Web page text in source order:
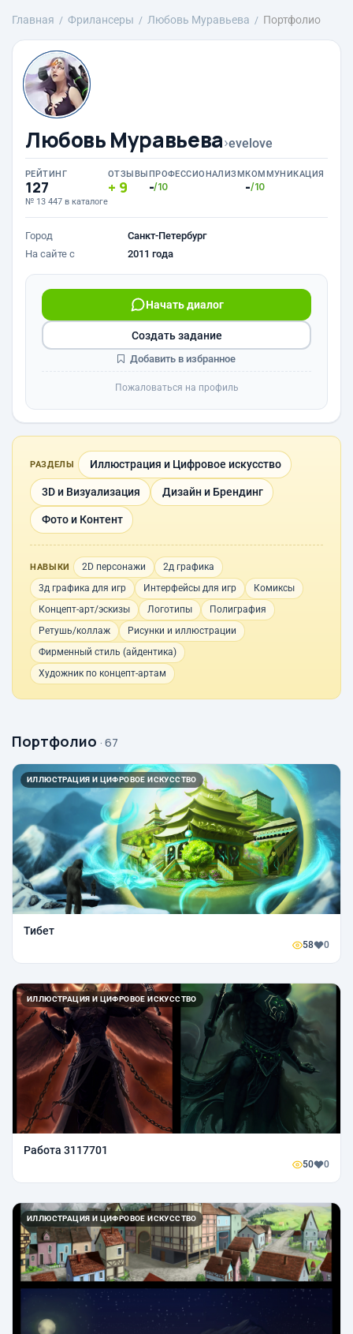
Главная Фрилансеры Любовь Муравьева Портфолио
Любовь Муравьева›evelove
РЕЙТИНГ
127
№ 13 447 в каталоге
ОТЗЫВЫ
9
ПРОФЕССИОНАЛИЗМ
-/10
КОММУНИКАЦИЯ
-/10
Город
Санкт-Петербург
На сайте с
2011 года
Начать диалог
Создать задание
Добавить в избранное
Пожаловаться на профиль
РАЗДЕЛЫ Иллюстрация и Цифровое искусство
3D и Визуализация Дизайн и Брендинг
Фото и Контент
НАВЫКИ 2D персонажи
2д графика
3д графика для игр
Интерфейсы для игр
Комиксы
Концепт-арт/эскизы
Логотипы
Полиграфия
Ретушь/коллаж
Рисунки и иллюстрации
Фирменный стиль (айдентика)
Художник по концепт-артам
Портфолио · 67
ИЛЛЮСТРАЦИЯ И ЦИФРОВОЕ ИСКУССТВО
Тибет
58 0
ИЛЛЮСТРАЦИЯ И ЦИФРОВОЕ ИСКУССТВО
Работа 3117701
50 0
ИЛЛЮСТРАЦИЯ И ЦИФРОВОЕ ИСКУССТВО